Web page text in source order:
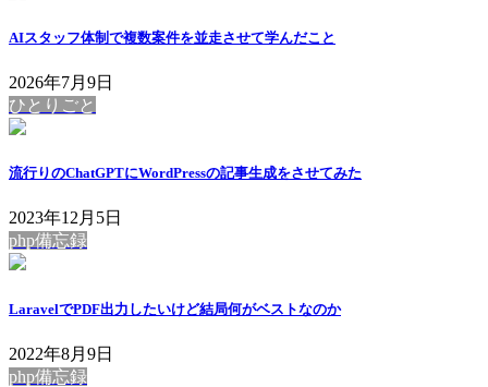
AIスタッフ体制で複数案件を並走させて学んだこと
2026年7月9日
ひとりごと
流行りのChatGPTにWordPressの記事生成をさせてみた
2023年12月5日
php備忘録
LaravelでPDF出力したいけど結局何がベストなのか
2022年8月9日
php備忘録